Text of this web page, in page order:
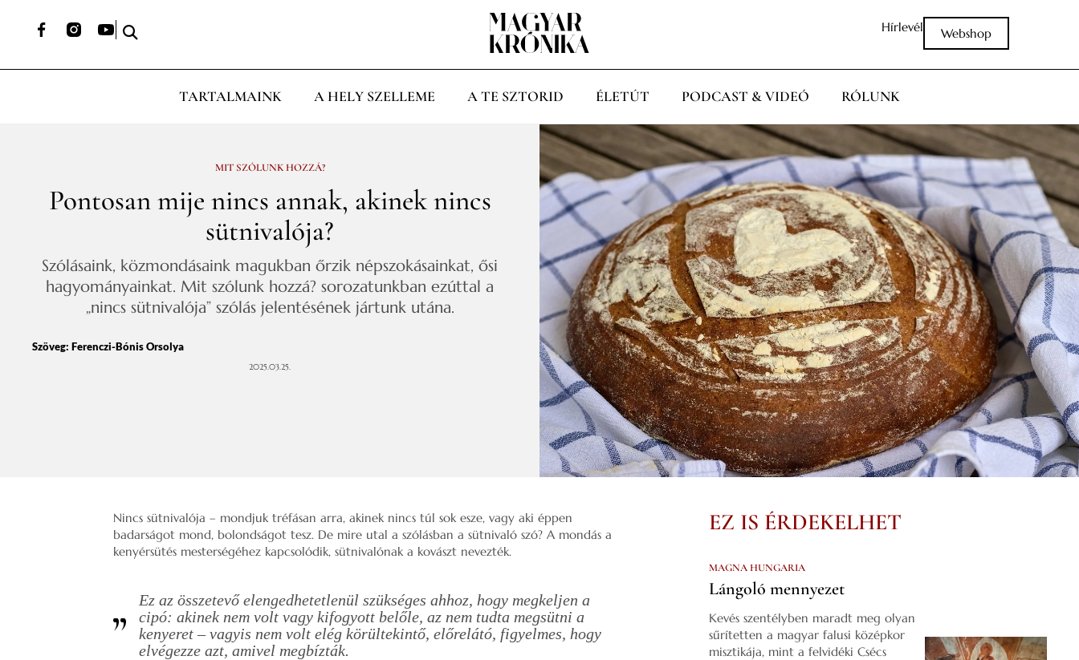
Hírlevél Webshop
TARTALMAINK A HELY SZELLEME A TE SZTORID ÉLETÚT PODCAST & VIDEÓ RÓLUNK
MIT SZÓLUNK HOZZÁ?
Pontosan mije nincs annak, akinek nincs
sütnivalója?
Szólásaink, közmondásaink magukban őrzik népszokásainkat, ősi
hagyományainkat. Mit szólunk hozzá? sorozatunkban ezúttal a
„nincs sütnivalója” szólás jelentésének jártunk utána.
Szöveg: Ferenczi-Bónis Orsolya
2025.03.25.
Nincs sütnivalója – mondjuk tréfásan arra, akinek nincs túl sok esze, vagy aki éppen
badarságot mond, bolondságot tesz. De mire utal a szólásban a sütnivaló szó? A mondás a
kenyérsütés mesterségéhez kapcsolódik, sütnivalónak a kovászt nevezték.
Ez az összetevő elengedhetetlenül szükséges ahhoz, hogy megkeljen a
cipó: akinek nem volt vagy kifogyott belőle, az nem tudta megsütni a
kenyeret – vagyis nem volt elég körültekintő, előrelátó, figyelmes, hogy
elvégezze azt, amivel megbízták.
EZ IS ÉRDEKELHET
MAGNA HUNGARIA
Lángoló mennyezet
Kevés szentélyben maradt meg olyan
sűrítetten a magyar falusi középkor
misztikája, mint a felvidéki Csécs